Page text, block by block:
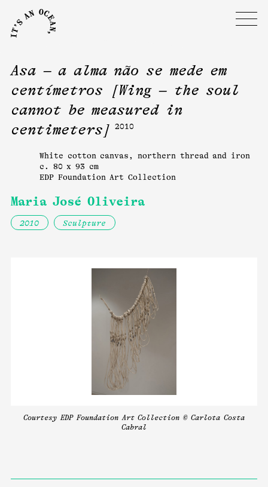
Asa – a alma não se mede em
centímetros [Wing – the soul
cannot be measured in
centimeters] 2010
White cotton canvas, northern thread and iron
c. 80 x 93 cm
EDP Foundation Art Collection
Maria José Oliveira
2010 Sculpture
Courtesy EDP Foundation Art Collection © Carlota Costa
Cabral